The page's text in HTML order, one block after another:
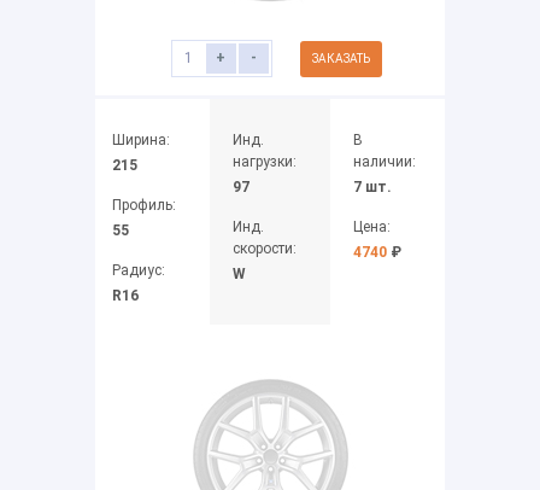
+ - ЗАКАЗАТЬ
Ширина:
215
Профиль:
55
Радиус:
R16
Инд.
нагрузки:
97
Инд.
скорости:
W
В
наличии:
7 шт.
Цена:
4740 ₽